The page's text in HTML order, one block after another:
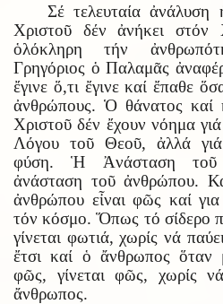
Σέ τελευταία
Χριστοῦ δέν ἀνήκει στόν
ὁλόκληρη τήν
Γρηγόριος ὁ Παλαμᾶς
ἔγινε ὅ,τι ἔγινε καί ἔπαθε
ἀνθρώπους. Ὁ θάνατος
Χριστοῦ δέν ἔχουν νόημα
Λόγου τοῦ Θεοῦ, ἀλλά
φύση. Ἡ Ἀνάσταση τοῦ
ἀνάσταση τοῦ ἀνθρώπου.
ἀνθρώπου εἶναι φῶς καί για
τόν κόσμο. Ὅπως τό σίδερο
γίνεται φωτιά, χωρίς νά
ἔτσι καί ὁ ἄνθρωπος ὅταν
φῶς, γίνεται φῶς, χωρίς
ἄνθρωπος.